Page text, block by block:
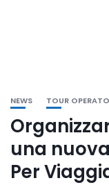
NEWS TOUR
una
Per